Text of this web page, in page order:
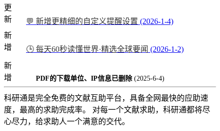
更
新
💬 新增更精细的自定义提醒设置 (2026-1-4)
新
增
🕒 每天60秒读懂世界·精选全球要闻 (2026-1-2)
新
增
PDF的下载单位、IP信息已删除 (2025-6-4)
科研通是完全免费的文献互助平台，具备全网最快的应助速
度，最高的求助完成率。 对每一个文献求助，科研通都将尽
心尽力，给求助人一个满意的交代。